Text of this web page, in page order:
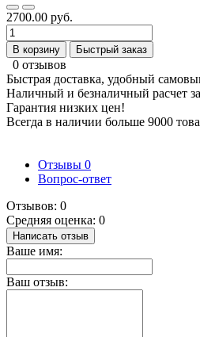
2700.00 руб.
В корзину Быстрый заказ
0 отзывов
Быстрая доставка, удобный
Наличный и безналичный расчет
Гарантия низких цен!
Всегда в наличии больше 9000
Отзывы 0
Вопрос-ответ
Отзывов: 0
Средняя оценка: 0
Написать отзыв
Ваше имя:
Ваш отзыв: